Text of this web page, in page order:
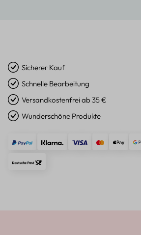
Sicherer Kauf
Schnelle Bearbeitung
Versandkostenfrei ab 35 €
Wunderschöne Produkte